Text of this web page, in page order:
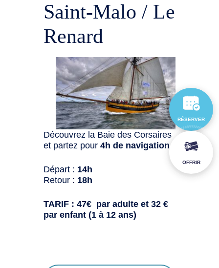
Saint-Malo / Le
Renard
Découvrez la Baie des Corsaires
et partez pour4h de navigation
Départ : 14h
Retour : 18h
TARIF : 47€ par adulte et 32 €
par enfant (1 à 12 ans)
RÉSERVER
OFFRIR